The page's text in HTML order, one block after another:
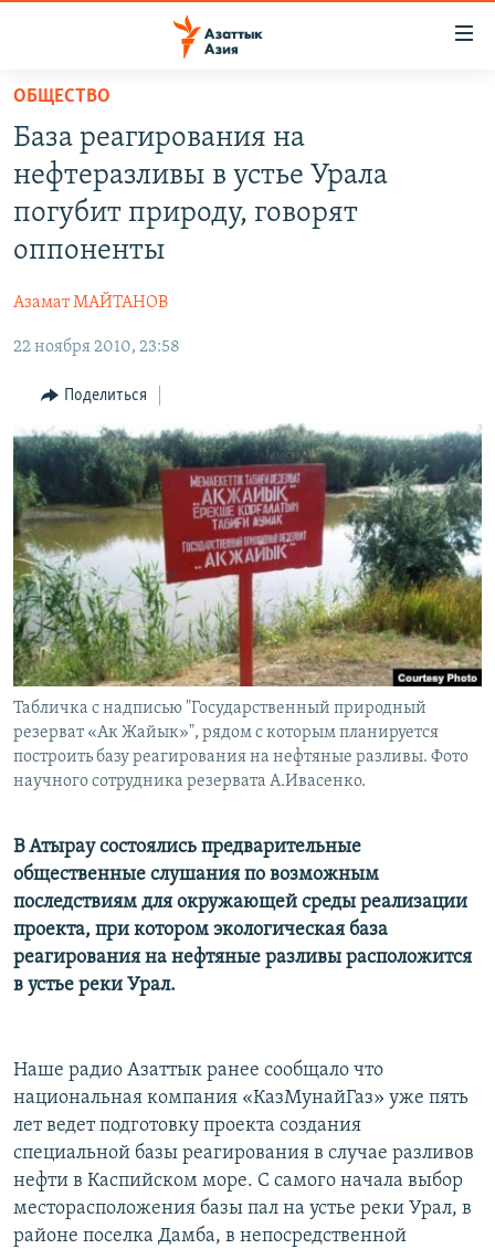
Вернуться
основному
содержанию
Вернутся
главной
Вернутся
КАЗАХСТАН
КЫРГЫЗСТАН
НОВОСТИ
ВОЙНА В УКРАИНЕ
ЎЗБЕКЧА
ТОҶИКӢ
TÜRKMENÇE
ПОДПИШИТЕСЬ НА НАС В СОЦСЕТЯХ
Все сайты РСЕ/РС
ОБЩЕСТВО
База реагирования на
нефтеразливы в устье Урала
погубит природу, говорят
оппоненты
Азамат МАЙТАНОВ
22 ноября 2010, 23:58
Поделиться
Табличка с надписью "Государственный природный
резерват «Ак Жайык»", рядом с которым планируется
построить базу реагирования на нефтяные разливы. Фото
научного сотрудника резервата А.Ивасенко.
В Атырау состоялись предварительные
общественные слушания по возможным
последствиям для окружающей среды реализации
проекта, при котором экологическая база
реагирования на нефтяные разливы расположится
в устье реки Урал.
Наше радио Азаттык ранее сообщало что
национальная компания «КазМунайГаз» уже пять
лет ведет подготовку проекта создания
специальной базы реагирования в случае разливов
нефти в Каспийском море. С самого начала выбор
месторасположения базы пал на устье реки Урал, в
районе поселка Дамба, в непосредственной